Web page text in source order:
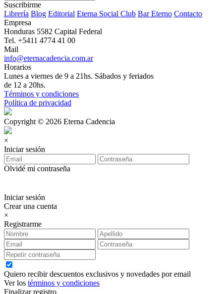
Suscribirme
Librería Blog Editorial Eterna Social Club Bar Eterno Contacto
Empresa
Honduras 5582 Capital Federal
Tel. +5411 4774 41 00
Mail
info@eternacadencia.com.ar
Horarios
Lunes a viernes de 9 a 21hs. Sábados y feriados
de 12 a 20hs.
Términos y condiciones
Política de privacidad
Copyright © 2026 Eterna Cadencia
×
Iniciar sesión
Olvidé mi contraseña
Iniciar sesión
Crear una cuenta
×
Registrarme
Quiero recibir descuentos exclusivos y novedades por email
Ver los términos y condiciones
Finalizar registro